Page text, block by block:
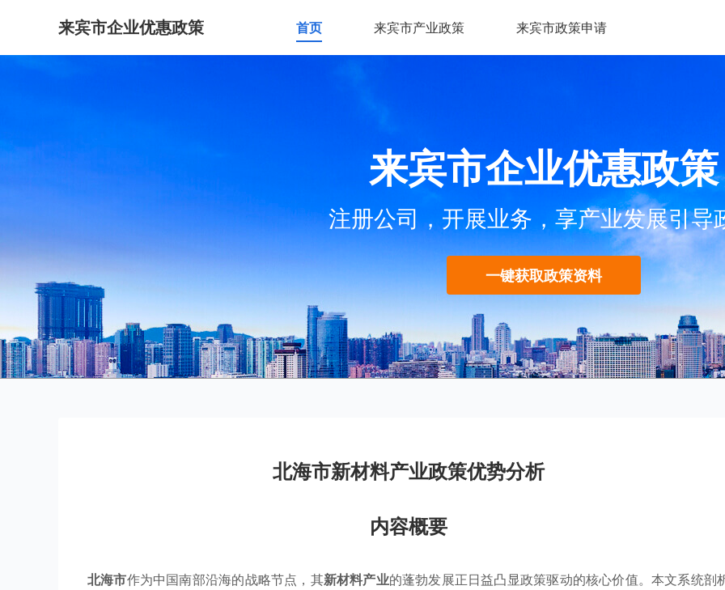
来宾市企业优惠政策 首页 来宾市产业政策 来宾市政策申请
来宾市企业优惠政策
注册公司，开展业务，享产业发展引导
一键获取政策资料
北海市新材料产业政策优势分析
内容概要
北海市作为中国南部沿海的战略节点，其新材料产业的蓬勃发展正日益凸显政策驱动的核心价值。本文系统剖